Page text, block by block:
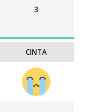
3
CINTA